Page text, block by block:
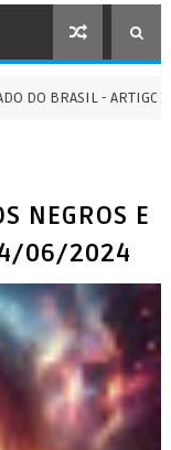
- ARTIGO
NEGROS E
06/2024